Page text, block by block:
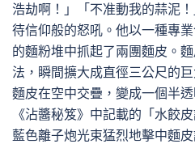
浩劫啊！」「不准動我的蒜泥
待信仰般的怒吼。他以一種專
的麵粉堆中抓起了兩團麵皮。
法，瞬間擴大成直徑三公尺的
麵皮在空中交疊，變成一個半
《沾醬秘笈》中記載的「水餃
藍色離子炮光束猛烈地擊中麵